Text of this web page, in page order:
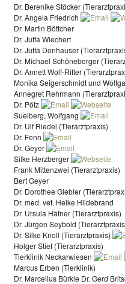
Dr. Berenike Stöcker
Dr. Angela Friedrich
Dr. Martin Böttcher
Dr. Jutta Wiechert
Dr. Jutta Donhauser
Dr. Michael Schöneberger
Dr. Annett Wolf-Ritter
Monika Seigerschmidt und
Annegret Rehrmann
Dr. Pötz
Suelberg, Wolfgang
Dr. Ulf Riedel (Tierarztpraxis)
Dr. Fenn
Dr. Geyer
Silke Herzberger
Frank Mittenzwei (Tierarztpraxis)
Bert Geyer
Dr. Dorothee Giebler
Dr. med. vet. Heike Hildebrand
Dr. Ursula Häfner (Tierarztpraxis)
Dr. Jürgen Seybold
Dr. Silke Knoll (Tierarztpraxis)
Holger Stief (Tierarztpraxis)
Tierklinik Neckarwiesen
Marcus Erben (Tierklinik)
Dr. Marcellus Bürkle Dr. Gerd